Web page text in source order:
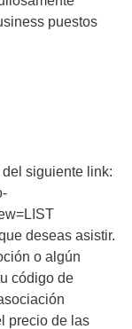
puestos
siguiente link:
deseas asistir.
o algún
código de
precio de las